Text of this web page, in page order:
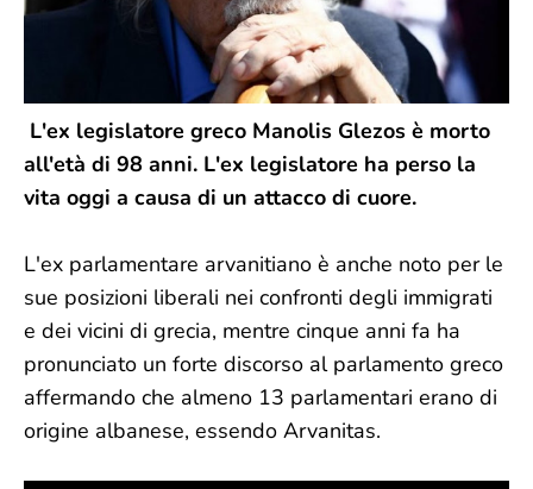
L'ex legislatore greco Manolis Glezos è morto
all'età di 98 anni. L'ex legislatore ha perso la
vita oggi a causa di un attacco di cuore.
L'ex parlamentare arvanitiano è anche noto per le
sue posizioni liberali nei confronti degli immigrati
e dei vicini di grecia, mentre cinque anni fa ha
pronunciato un forte discorso al parlamento greco
affermando che almeno 13 parlamentari erano di
origine albanese, essendo Arvanitas.